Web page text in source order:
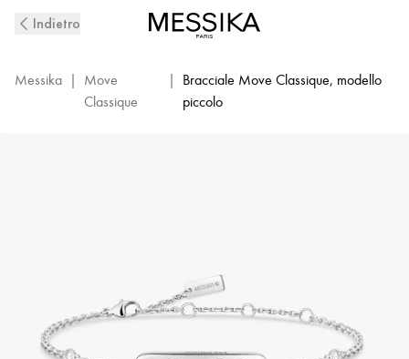
Indietro
Messika |
Move
Classique
|
Bracciale Move Classique, modello
piccolo